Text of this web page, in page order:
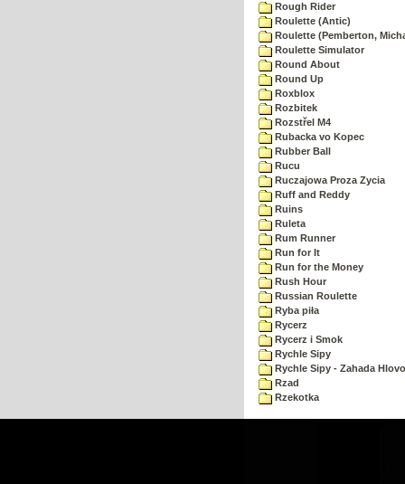
Rough Rider
Roulette (Antic)
Roulette (Pemberton,
Roulette Simulator
Round About
Round Up
Roxblox
Rozbitek
Rozstřel M4
Rubacka vo Kopec
Rubber Ball
Rucu
Ruczajowa Proza Zycia
Ruff and Reddy
Ruins
Ruleta
Rum Runner
Run for It
Run for the Money
Rush Hour
Russian Roulette
Ryba piła
Rycerz
Rycerz i Smok
Rychle Sipy
Rychle Sipy - Zahada
Rzad
Rzekotka